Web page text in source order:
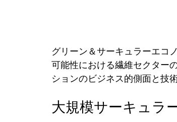
グリーン＆サーキュラーエコ
可能性における繊維セクター
ションのビジネス的側面と技
大規模サーキュラ